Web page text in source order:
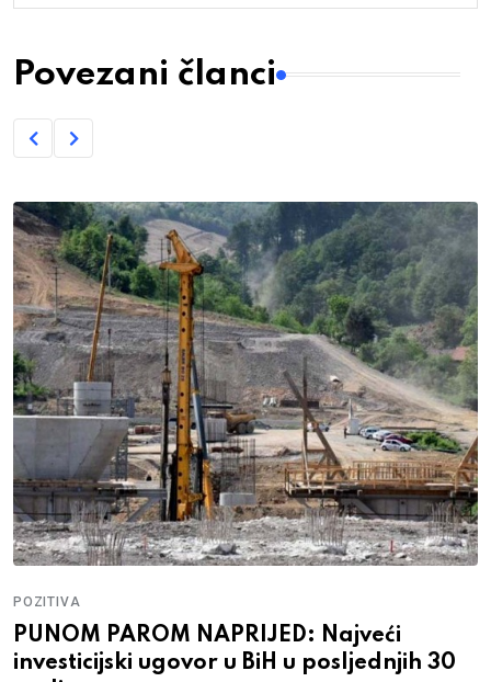
Povezani članci
DRUŠTVO
JOŠ KRAĆE DO MORA: Počinje izgradnja
važne dionice na Koridoru 5C, ovako će